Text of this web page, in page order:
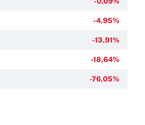
-4,95%
-13,91%
-18,64%
-76,05%